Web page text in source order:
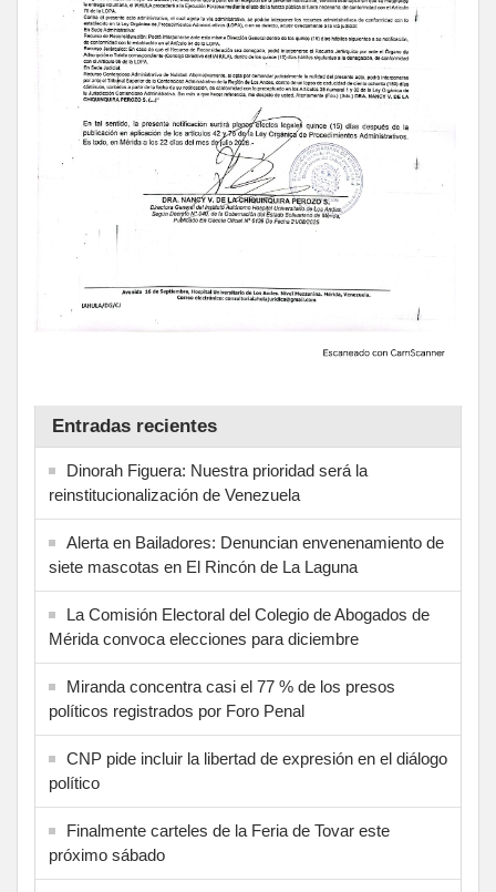
Entradas recientes
Dinorah Figuera: Nuestra prioridad será la
reinstitucionalización de Venezuela
Alerta en Bailadores: Denuncian envenenamiento de
siete mascotas en El Rincón de La Laguna
La Comisión Electoral del Colegio de Abogados de
Mérida convoca elecciones para diciembre
Miranda concentra casi el 77 % de los presos
políticos registrados por Foro Penal
CNP pide incluir la libertad de expresión en el diálogo
político
Finalmente carteles de la Feria de Tovar este
próximo sábado